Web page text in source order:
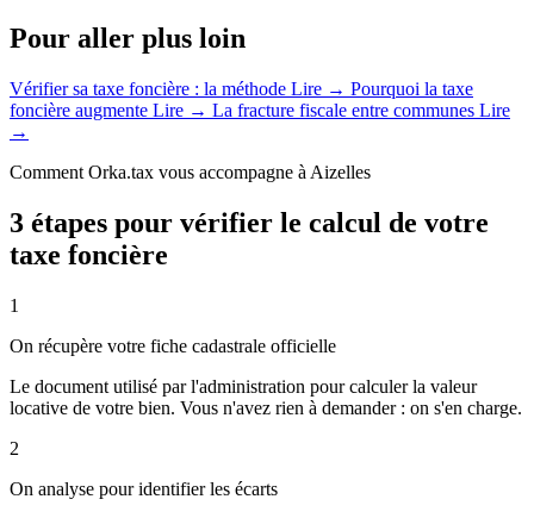
Pour aller plus loin
Vérifier sa taxe foncière : la méthode Lire → Pourquoi la taxe
foncière augmente Lire → La fracture fiscale entre communes Lire
→
Comment Orka.tax vous accompagne à Aizelles
3 étapes pour vérifier le calcul de votre
taxe foncière
1
On récupère votre fiche cadastrale officielle
Le document utilisé par l'administration pour calculer la valeur
locative de votre bien. Vous n'avez rien à demander : on s'en charge.
2
On analyse pour identifier les écarts